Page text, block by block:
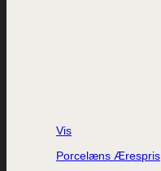
Vis
Porcelæns Ærespris